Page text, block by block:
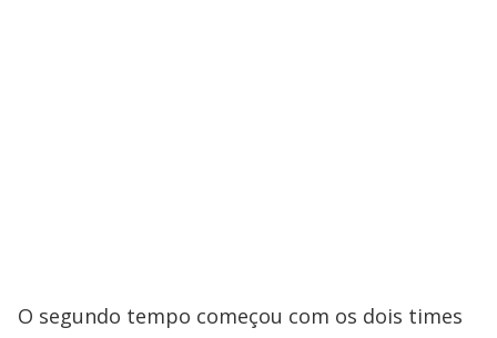
O segundo tempo começou com os dois times